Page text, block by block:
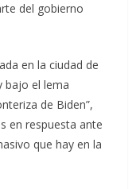
del gobierno
en la ciudad de
bajo el lema
de Biden”,
en respuesta ante
que hay en la